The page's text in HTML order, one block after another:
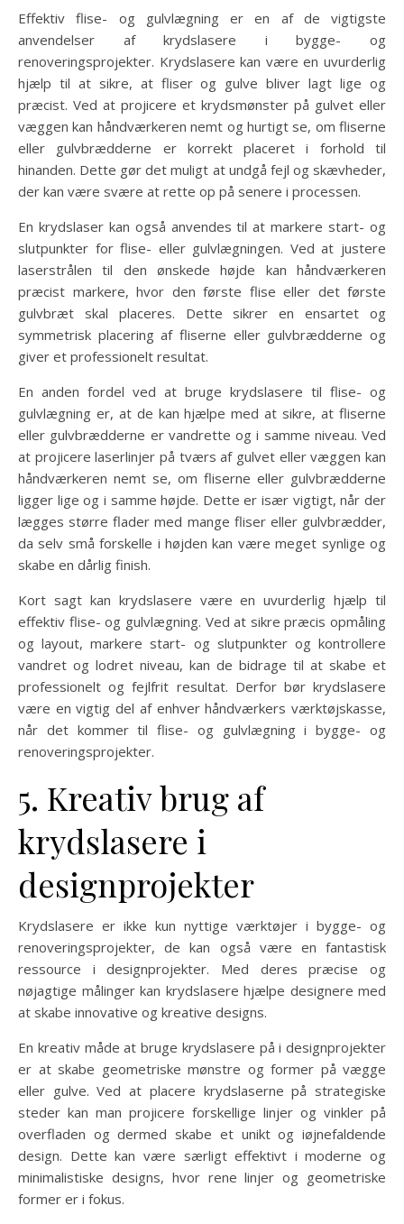
Effektiv flise- og gulvlægning er en af de vigtigste
anvendelser af krydslasere i bygge- og
renoveringsprojekter. Krydslasere kan være en uvurderlig
hjælp til at sikre, at fliser og gulve bliver lagt lige og
præcist. Ved at projicere et krydsmønster på gulvet eller
væggen kan håndværkeren nemt og hurtigt se, om fliserne
eller gulvbrædderne er korrekt placeret i forhold til
hinanden. Dette gør det muligt at undgå fejl og skævheder,
der kan være svære at rette op på senere i processen.
En krydslaser kan også anvendes til at markere start- og
slutpunkter for flise- eller gulvlægningen. Ved at justere
laserstrålen til den ønskede højde kan håndværkeren
præcist markere, hvor den første flise eller det første
gulvbræt skal placeres. Dette sikrer en ensartet og
symmetrisk placering af fliserne eller gulvbrædderne og
giver et professionelt resultat.
En anden fordel ved at bruge krydslasere til flise- og
gulvlægning er, at de kan hjælpe med at sikre, at fliserne
eller gulvbrædderne er vandrette og i samme niveau. Ved
at projicere laserlinjer på tværs af gulvet eller væggen kan
håndværkeren nemt se, om fliserne eller gulvbrædderne
ligger lige og i samme højde. Dette er især vigtigt, når der
lægges større flader med mange fliser eller gulvbrædder,
da selv små forskelle i højden kan være meget synlige og
skabe en dårlig finish.
Kort sagt kan krydslasere være en uvurderlig hjælp til
effektiv flise- og gulvlægning. Ved at sikre præcis opmåling
og layout, markere start- og slutpunkter og kontrollere
vandret og lodret niveau, kan de bidrage til at skabe et
professionelt og fejlfrit resultat. Derfor bør krydslasere
være en vigtig del af enhver håndværkers værktøjskasse,
når det kommer til flise- og gulvlægning i bygge- og
renoveringsprojekter.
5. Kreativ brug af
krydslasere i
designprojekter
Krydslasere er ikke kun nyttige værktøjer i bygge- og
renoveringsprojekter, de kan også være en fantastisk
ressource i designprojekter. Med deres præcise og
nøjagtige målinger kan krydslasere hjælpe designere med
at skabe innovative og kreative designs.
En kreativ måde at bruge krydslasere på i designprojekter
er at skabe geometriske mønstre og former på vægge
eller gulve. Ved at placere krydslaserne på strategiske
steder kan man projicere forskellige linjer og vinkler på
overfladen og dermed skabe et unikt og iøjnefaldende
design. Dette kan være særligt effektivt i moderne og
minimalistiske designs, hvor rene linjer og geometriske
former er i fokus.